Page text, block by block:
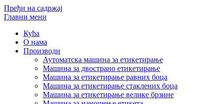
Пређи на садржај
Главни мени
Кућа
О нама
Производи
Аутоматска машина за етикетирање
Машина за двострано етикетирање
Машина за етикетирање равних боца
Машина за етикетирање стаклених боца
Машина за етикетирање велике брзине